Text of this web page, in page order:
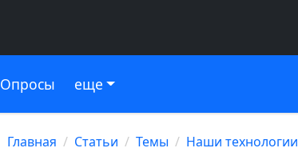
Опросы еще
Главная Статьи Темы Наши технологии